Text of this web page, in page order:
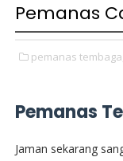
Pemanas
pemanas tembaga,
Pemanas
Jaman sekarang